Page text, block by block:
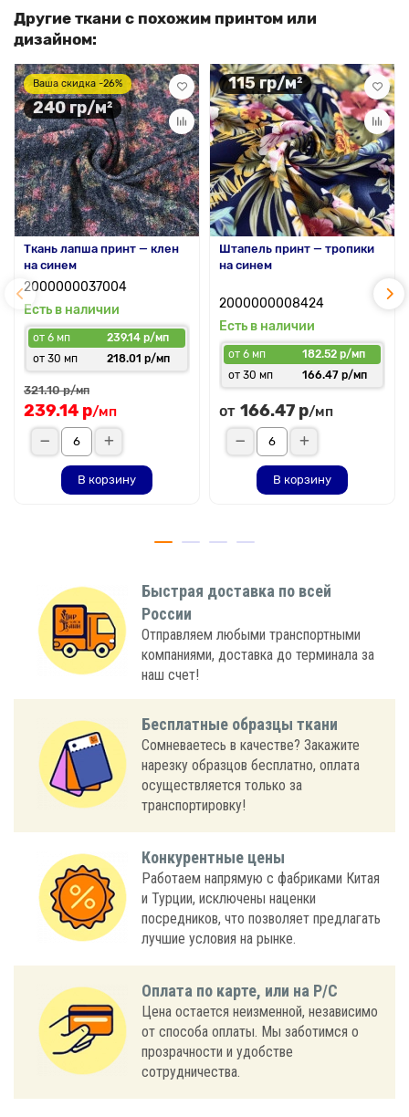
Другие ткани с похожим принтом или
дизайном:
Ваша скидка -26%
240 гр/м²
Ткань лапша принт — клен
на синем
2000000037004
Есть в наличии
от 6 мп
239.14 р/мп
от 30 мп
218.01 р/мп
321.10 р/мп
239.14 р/мп
В корзину
115 гр/м²
Штапель принт — тропики
на синем
2000000008424
Есть в наличии
от 6 мп
182.52 р/мп
от 30 мп
166.47 р/мп
от 166.47 р/мп
В корзину
Быстрая доставка по всей
России
Отправляем любыми транспортными
компаниями, доставка до терминала за
наш счет!
Бесплатные образцы ткани
Сомневаетесь в качестве? Закажите
нарезку образцов бесплатно, оплата
осуществляется только за
транспортировку!
Конкурентные цены
Работаем напрямую с фабриками Китая
и Турции, исключены наценки
посредников, что позволяет предлагать
лучшие условия на рынке.
Оплата по карте, или на Р/С
Цена остается неизменной, независимо
от способа оплаты. Мы заботимся о
прозрачности и удобстве
сотрудничества.